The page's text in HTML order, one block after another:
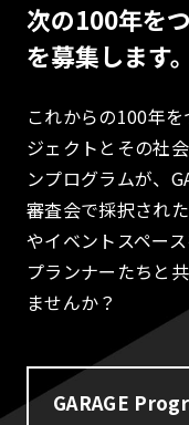
次の100年を
を募集します。
これからの100年
ジェクトとその社
ンプログラムが、
審査会で採択され
やイベントスペー
プランナーたちと
ませんか？
GARAGE